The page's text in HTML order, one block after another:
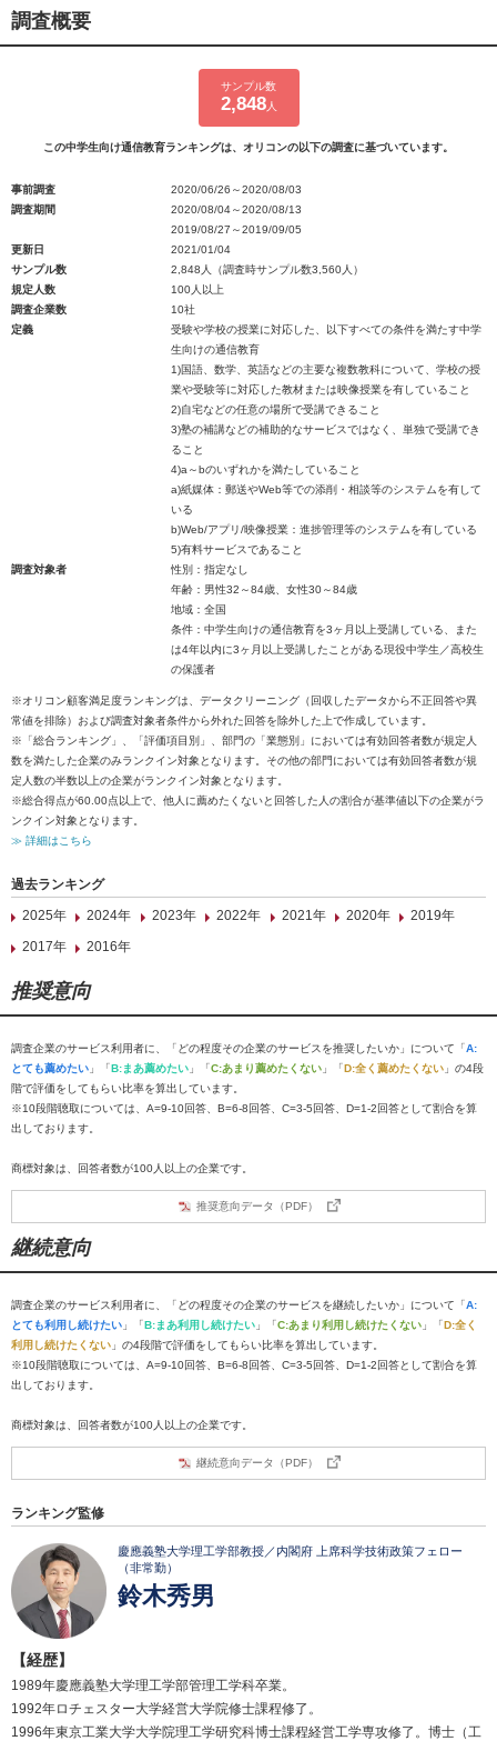
調査概要
サンプル数
2,848人
この中学生向け通信教育ランキングは、オリコンの以下の調査に基づいています。
事前調査
2020/06/26～2020/08/03
調査期間
2020/08/04～2020/08/13
2019/08/27～2019/09/05
更新日
2021/01/04
サンプル数
2,848人（調査時サンプル数3,560人）
規定人数
100人以上
調査企業数
10社
定義
受験や学校の授業に対応した、以下すべての条件を満たす中学
生向けの通信教育
1)国語、数学、英語などの主要な複数教科について、学校の授
業や受験等に対応した教材または映像授業を有していること
2)自宅などの任意の場所で受講できること
3)塾の補講などの補助的なサービスではなく、単独で受講でき
ること
4)a～bのいずれかを満たしていること
a)紙媒体：郵送やWeb等での添削・相談等のシステムを有して
いる
b)Web/アプリ/映像授業：進捗管理等のシステムを有している
5)有料サービスであること
調査対象者
性別：指定なし
年齢：男性32～84歳、女性30～84歳
地域：全国
条件：中学生向けの通信教育を3ヶ月以上受講している、また
は4年以内に3ヶ月以上受講したことがある現役中学生／高校生
の保護者
※オリコン顧客満足度ランキングは、データクリーニング（回収したデータから不正回答や異
常値を排除）および調査対象者条件から外れた回答を除外した上で作成しています。
※「総合ランキング」、「評価項目別」、部門の「業態別」においては有効回答者数が規定人
数を満たした企業のみランクイン対象となります。その他の部門においては有効回答者数が規
定人数の半数以上の企業がランクイン対象となります。
※総合得点が60.00点以上で、他人に薦めたくないと回答した人の割合が基準値以下の企業がラ
ンクイン対象となります。
≫ 詳細はこちら
過去ランキング
2025年
2024年 2023年 2022年 2021年 2020年
2019年
2017年
2016年
推奨意向
調査企業のサービス利用者に、「どの程度その企業のサービスを推奨したいか」について「A:
とても薦めたい 」「B:まあ薦めたい 」「C:あまり薦めたくない 」「D:全く薦めたくない 」の4段
階で評価をしてもらい比率を算出しています。
※10段階聴取については、A=9-10回答、B=6-8回答、C=3-5回答、D=1-2回答として割合を算
出しております。
商標対象は、回答者数が100人以上の企業です。
推奨意向データ（PDF）
継続意向
調査企業のサービス利用者に、「どの程度その企業のサービスを継続したいか」について「A:
とても利用し続けたい 」「B:まあ利用し続けたい 」「C:あまり利用し続けたくない 」「D:全く
利用し続けたくない 」の4段階で評価をしてもらい比率を算出しています。
※10段階聴取については、A=9-10回答、B=6-8回答、C=3-5回答、D=1-2回答として割合を算
出しております。
商標対象は、回答者数が100人以上の企業です。
継続意向データ（PDF）
ランキング監修
慶應義塾大学理工学部教授／内閣府 上席科学技術政策フェロー
（非常勤）
鈴木秀男
【経歴】
1989年慶應義塾大学理工学部管理工学科卒業。
1992年ロチェスター大学経営大学院修士課程修了。
1996年東京工業大学大学院理工学研究科博士課程経営工学専攻修了。博士（工